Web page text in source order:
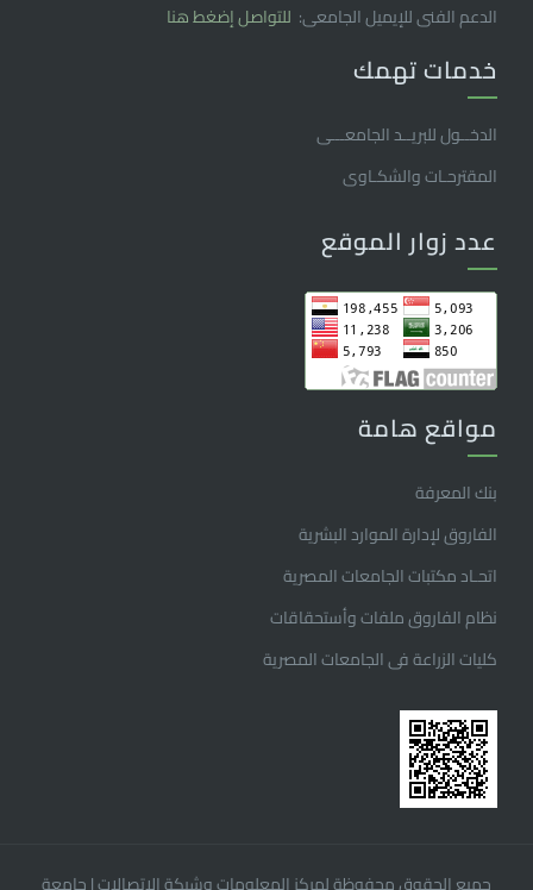
الدعم الفنى للإيميل الجامعى: للتواصل إضغط هنا
خدمات تهمك
الدخــول للبريــد الجامعـــى
المقترحـات والشكـاوى
عدد زوار الموقع
مواقع هامة
بنك المعرفة
الفاروق ﻹدارة الموارد البشرية
اتحـاد مكتبات الجامعات المصرية
نظام الفاروق ملفات وأستحقاقات
كليات الزراعة فى الجامعات المصرية